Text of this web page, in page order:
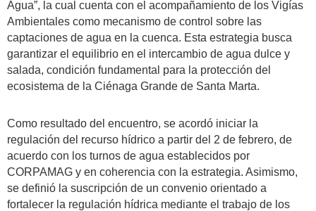
Agua”, la cual cuenta con el acompañamiento de los Vigías
Ambientales como mecanismo de control sobre las
captaciones de agua en la cuenca. Esta estrategia busca
garantizar el equilibrio en el intercambio de agua dulce y
salada, condición fundamental para la protección del
ecosistema de la Ciénaga Grande de Santa Marta.
Como resultado del encuentro, se acordó iniciar la
regulación del recurso hídrico a partir del 2 de febrero, de
acuerdo con los turnos de agua establecidos por
CORPAMAG y en coherencia con la estrategia. Asimismo,
se definió la suscripción de un convenio orientado a
fortalecer la regulación hídrica mediante el trabajo de los